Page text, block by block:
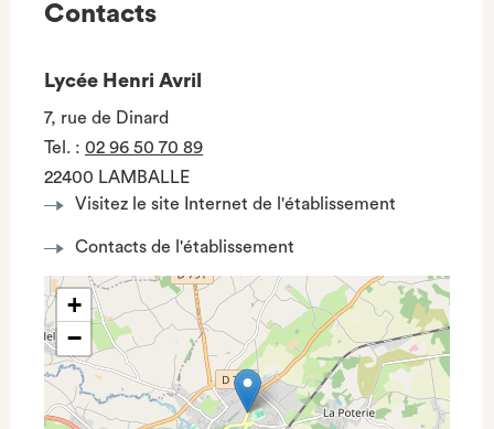
Contacts
Lycée Henri Avril
7, rue de Dinard
Tel. : 02 96 50 70 89
22400 LAMBALLE
Visitez le site Internet de l'établissement
Contacts de l'établissement
+
−